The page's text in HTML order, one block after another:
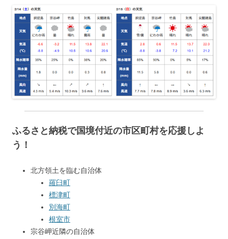
ふるさと納税で国境付近の市区町村を応援しよ
う！
北方領土を臨む自治体
羅臼町
標津町
別海町
根室市
宗谷岬近隣の自治体